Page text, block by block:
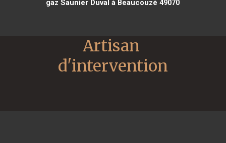
gaz Saunier Duval à Beaucouzé 49070
Artisan
d'intervention